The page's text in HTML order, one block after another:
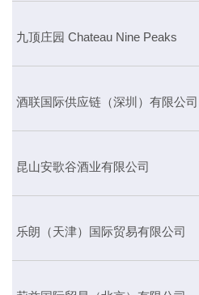
九顶庄园 Chateau Nine Peaks
酒联国际供应链（深圳）有限公司
昆山安歌谷酒业有限公司
乐朗（天津）国际贸易有限公司